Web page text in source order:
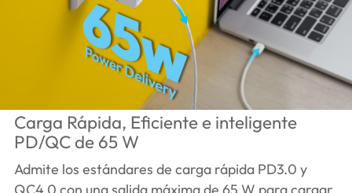
Carga Rápida, Eficiente e inteligente
PD/QC de 65 W
Admite los estándares de carga rápida PD3.0 y